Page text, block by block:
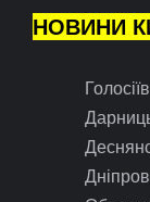
НОВИНИ